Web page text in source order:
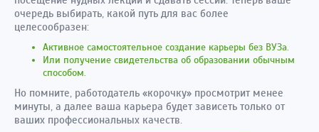
очередь выбирать, какой путь для вас более
целесообразен:
Активное самостоятельное создание карьеры без ВУЗа.
Или получение свидетельства об образовании обычным
способом.
Но помните, работодатель «корочку» просмотрит менее
минуты, а далее ваша карьера будет зависеть только от
ваших профессиональных качеств.